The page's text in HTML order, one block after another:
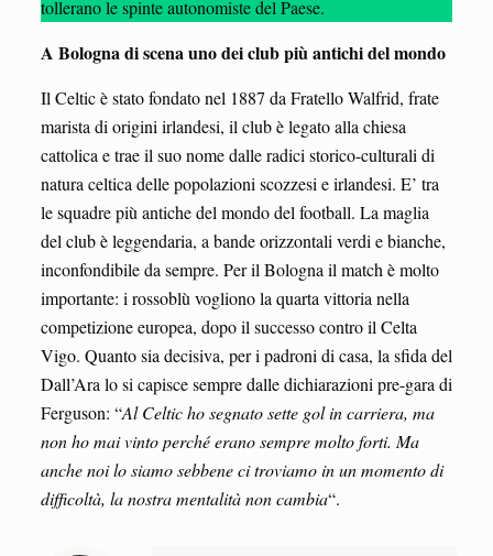
tollerano le spinte autonomiste del Paese.
A Bologna di scena uno dei club più antichi del mondo
Il Celtic è stato fondato nel 1887 da Fratello Walfrid, frate
marista di origini irlandesi, il club è legato alla chiesa
cattolica e trae il suo nome dalle radici storico-culturali di
natura celtica delle popolazioni scozzesi e irlandesi. E’ tra
le squadre più antiche del mondo del football. La maglia
del club è leggendaria, a bande orizzontali verdi e bianche,
inconfondibile da sempre. Per il Bologna il match è molto
importante: i rossoblù vogliono la quarta vittoria nella
competizione europea, dopo il successo contro il Celta
Vigo. Quanto sia decisiva, per i padroni di casa, la sfida del
Dall’Ara lo si capisce sempre dalle dichiarazioni pre-gara di
Ferguson: “Al Celtic ho segnato sette gol in carriera, ma
non ho mai vinto perché erano sempre molto forti. Ma
anche noi lo siamo sebbene ci troviamo in un momento di
difficoltà, la nostra mentalità non cambia“.